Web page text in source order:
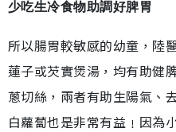
少吃生冷食物助調好脾胃
所以腸胃較敏感的幼童，陸
蓮子或芡實煲湯，均有助健
蔥切絲，兩者有助生陽氣、
白蘿蔔也是非常有益﹗因為